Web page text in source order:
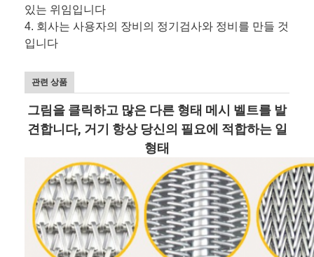
있는 위임입니다
4. 회사는 사용자의 장비의 정기검사와 정비를 만들 것
입니다
관련 상품
그림을 클릭하고 많은 다른 형태 메시 벨트를 발
견합니다, 거기 항상 당신의 필요에 적합하는 일
형태